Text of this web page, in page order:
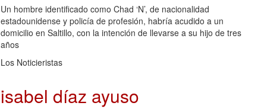
Un hombre identificado como Chad ‘N’, de nacionalidad
estadounidense y policía de profesión, habría acudido a un
domicilio en Saltillo, con la intención de llevarse a su hijo de tres
años
Los Noticieristas
isabel díaz ayuso